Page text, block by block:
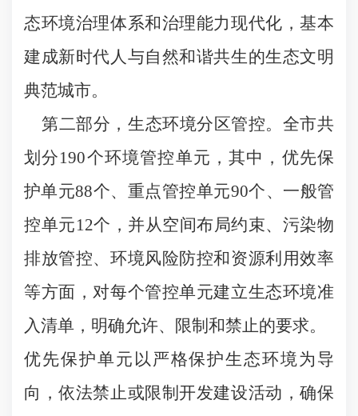
态环境治理体系和治理能力现代化，基本
建成新时代人与自然和谐共生的生态文明
典范城市。
第二部分，生态环境分区管控。全市共
划分190个环境管控单元，其中，优先保
护单元88个、重点管控单元90个、一般管
控单元12个，并从空间布局约束、污染物
排放管控、环境风险防控和资源利用效率
等方面，对每个管控单元建立生态环境准
入清单，明确允许、限制和禁止的要求。
优先保护单元以严格保护生态环境为导
向，依法禁止或限制开发建设活动，确保